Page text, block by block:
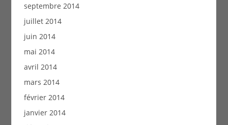
septembre 2014
juillet 2014
juin 2014
mai 2014
avril 2014
mars 2014
février 2014
janvier 2014